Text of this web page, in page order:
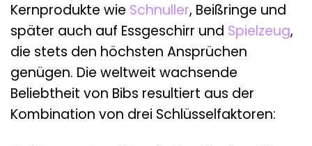
Kernprodukte wie Schnuller, Beißringe und
später auch auf Essgeschirr und Spielzeug,
die stets den höchsten Ansprüchen
genügen. Die weltweit wachsende
Beliebtheit von Bibs resultiert aus der
Kombination von drei Schlüsselfaktoren: